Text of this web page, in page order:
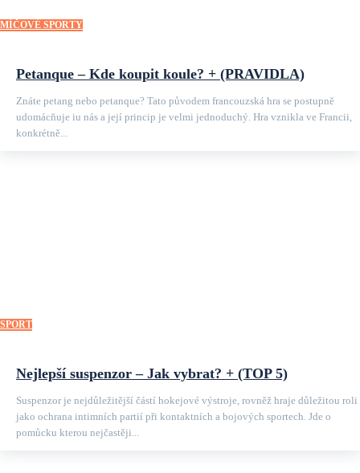
MÍČOVÉ SPORTY
Petanque – Kde koupit koule? + (PRAVIDLA)
Znáte petang nebo petanque? Tato původem francouzská hra se postupně
udomácňuje iu nás a její princip je velmi jednoduchý. Hra vznikla ve Francii,
konkrétně...
SPORT
Nejlepší suspenzor – Jak vybrat? + (TOP 5)
Suspenzor je nejdůležitější částí hokejové výstroje, rovněž hraje důležitou roli
jako ochrana intimních partií při kontaktních a bojových sportech. Jde o
pomůcku kterou nejčastěji...